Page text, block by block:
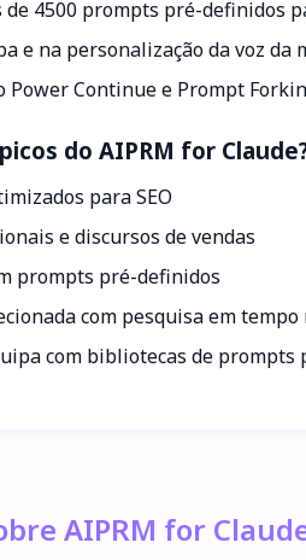
4500 prompts pré-definidos
e na personalização da voz da
Power Continue e Prompt
do AIPRM for
para SEO
e discursos de vendas
prompts pré-definidos
com pesquisa em tempo
com bibliotecas de prompts
AIPRM for